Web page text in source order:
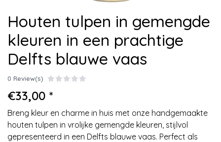
Houten tulpen in gemengde
kleuren in een prachtige
Delfts blauwe vaas
0 Review(s)
€33,00 *
Breng kleur en charme in huis met onze handgemaakte
houten tulpen in vrolijke gemengde kleuren, stijlvol
gepresenteerd in een Delfts blauwe vaas. Perfect als